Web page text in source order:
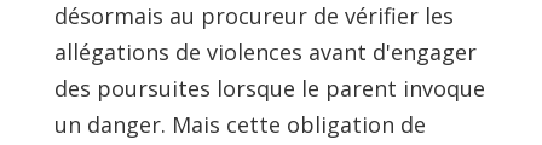
désormais au procureur de vérifier les
allégations de violences avant d'engager
des poursuites lorsque le parent invoque
un danger. Mais cette obligation de